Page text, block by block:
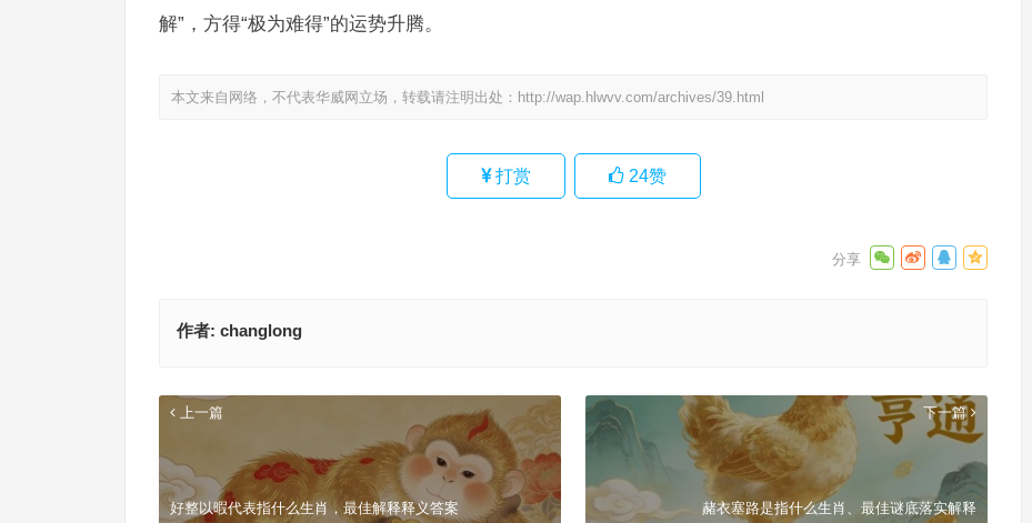
解”，方得“极为难得”的运势升腾。
本文来自网络，不代表华威网立场，转载请注明出处： http://wap.hlwvv.com/archives/39.html
打赏 24赞
作者: changlong
上一篇
好整以暇代表指什么生肖，最佳解释释义答案
下一篇
赭衣塞路是指什么生肖、最佳谜底落实解释